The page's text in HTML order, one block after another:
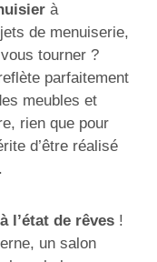
à
de menuiserie,
tourner ?
parfaitement
meubles et
rien que pour
d’être réalisé
l’état de rêves !
un salon